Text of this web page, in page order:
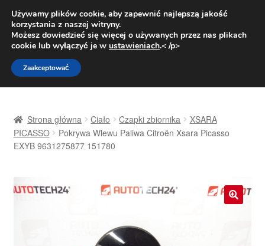
DOSTAWA od 31 zł
Pn.-pt. 9:00-16:00800 003 167
Przejdź
do
nawigacji
Przejdź
do
treści
Dostawa
Kontakt
Strona główna Ciało Czapki zbiornika
XSARA
PICASSO
Pokrywa Wlewu Paliwa Citroën Xsara Picasso
EXYB 9631275877 151780
Używamy plików cookie, aby zapewnić najlepszą jakość
korzystania z naszej witryny.
Możesz dowiedzieć się więcej o używanych przez nas plikach
cookie lub wyłączyć je w ustawieniach.< /p>
Zaakceptować